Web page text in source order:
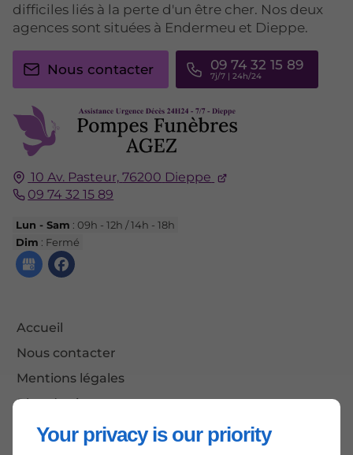
Your privacy is our priority
10 Av. Pasteur, 76200 Dieppe
09 74 32 15 89
Lun - Sam : 09h - 12h / 14h - 18h
Dim : Fermé
Accueil
Nous contacter
Mentions légales
Plan du site
difficiles liés à la perte d'un être cher. Nos deux
agences sont situées à Endermeu et Dieppe.
Nous contacter 09 74 32 15 89